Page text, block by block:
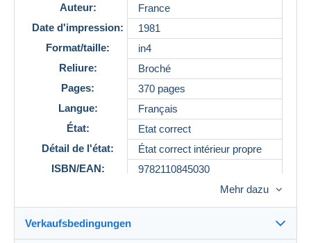
Auteur:
France
Date d'impression:
1981
Format/taille:
in4
Reliure:
Broché
Pages:
370 pages
Langue:
Français
État:
Etat correct
Détail de l'état:
État correct intérieur propre
ISBN/EAN:
9782110845030
Description
Ce livre présente 80 fiches techniques sur les
Mehr dazu
Verkaufsbedingungen